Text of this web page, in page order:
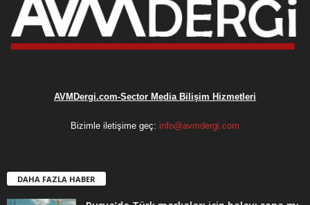
AVMDergi.com-Sector Media Bilişim Hizmetleri
Bizimle iletişime geç: info@avmdergi.com
DAHA FAZLA HABER